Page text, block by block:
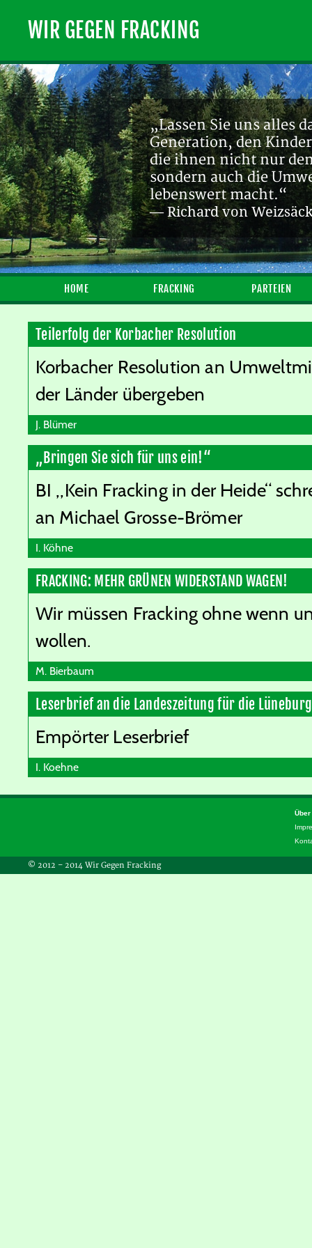
WIR GEGEN FRACKING
„Lassen Sie uns alles
Generation, den
die ihnen nicht nur
sondern auch die
lebenswert macht.“
— Richard von
HOME FRACKING PARTEIEN
Teilerfolg der Korbacher Resolution
Korbacher Resolution an
der Länder übergeben
J. Blümer
„Bringen Sie sich für uns ein!“
BI „Kein Fracking in der Heide“
an Michael Grosse-Brömer
I. Köhne
FRACKING: MEHR GRÜNEN WIDERSTAND WAGEN!
Wir müssen Fracking ohne wenn
wollen.
M. Bierbaum
Leserbrief an die Landeszeitung für die
Empörter Leserbrief
I. Koehne
Über
© 2012 – 2014 Wir Gegen Fracking